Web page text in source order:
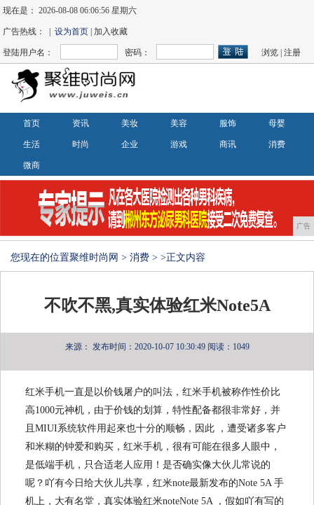
现在是：2026-08-08 06:06:57 星期六
广告热线： |设为首页 | 加入收藏
登陆用户名： 密码： 浏览 |注册
首页 资讯 美妆 美容 服饰 母婴
生活 时尚 企业 游戏 商讯 消费
微商
广告
您现在的位置聚维时尚网 > 消费 > >正文内容
不吹不黑,真实体验红米Note5A
来源： 发布时间：2020-10-07 10:30:49 阅读：1049
红米手机一直是以价钱屠户的叫法，红米手机被称作性价比
高1000元神机，由于价钱的划算，特性配备都很非常好，并
且MIUI系统软件用起來也十分的顺畅，因此 ，遭受诸多客户
和米糊的钟爱和购买，红米手机，很有可能在很多人眼中，
是低端手机，只合适老人应用！是否确实像大伙儿常说的
呢？吖有今日给大伙儿共享，红米note最新发布的Note 5A 手
机上，大有名堂，真实体验红米noteNote 5A ，假如吖有写的